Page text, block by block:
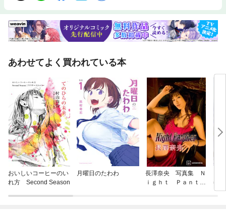
あわせてよく買われている本
おいしいコーヒーのい
れ方 Second Season
月曜日のたわわ
長澤奈央 写真集 Ｎ
ｉｇｈｔ Ｐａｎｔｈ
ゆ